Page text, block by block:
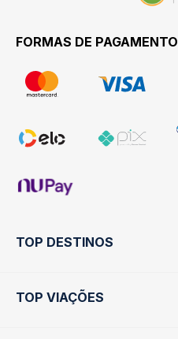
FORMAS DE PAGAMENTO
TOP DESTINOS
Ônibus Rio de Janeiro
TOP VIAÇÕES